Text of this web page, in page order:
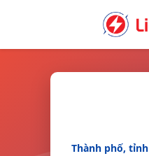
Thành phố, tỉnh